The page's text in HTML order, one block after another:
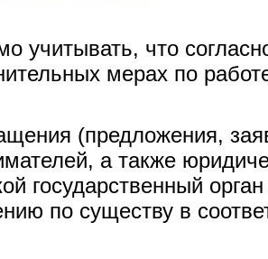
учитывать, что
мерах по
(предложения,
а также
государственный
по существу в